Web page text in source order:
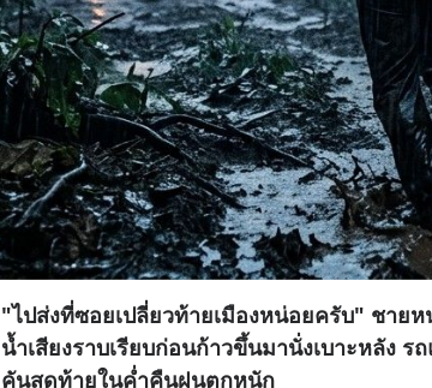
"ไปส่งที่ซอยเปลี่ยวท้ายเมืองหน่อยครับ" ชาย
น้ำเสียงราบเรียบก่อนก้าวขึ้นมานั่งเบาะหลัง ร
คันสุดท้ายในค่ำคืนฝนตกหนัก